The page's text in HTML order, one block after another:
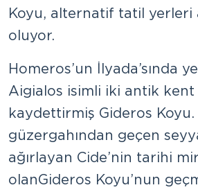
Koyu, alternatif tatil yerleri
oluyor.
Homeros’un İlyada’sında
Aigialos isimli iki antik kent
kaydettirmiş Gideros Koyu.
güzergahından geçen
ağırlayan Cide’nin tarihi
olan Gideros Koyu’nun